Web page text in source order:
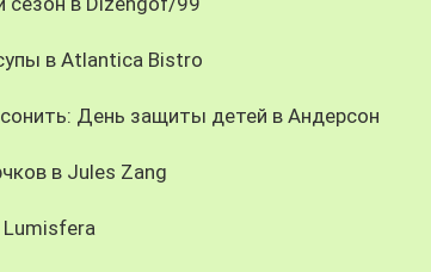
в Atlantica Bistro
День защиты детей в Андерсон
в Jules Zang